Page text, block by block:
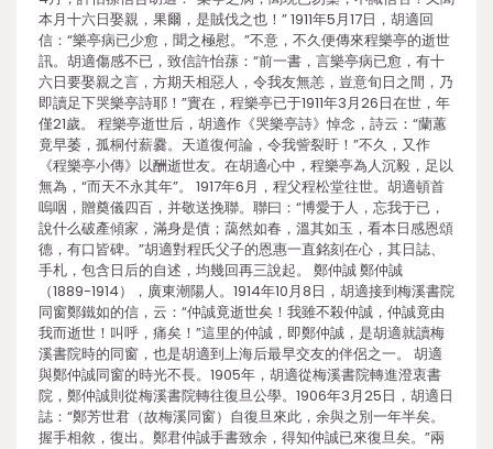
本月十六日娶親，果爾，是賊伐之也！” 1911年5月17日，胡適回
信：“樂亭病已少愈，聞之極慰。”不意，不久便傳來程樂亭的逝世
訊。胡適傷感不已，致信許怡蓀：“前一書，言樂亭病已愈，有十
六日要娶親之言，方期天相惡人，令我友無恙，豈意旬日之間，乃
即讀足下哭樂亭詩耶！”實在，程樂亭已于1911年3月26日在世，年
僅21歲。 程樂亭逝世后，胡適作《哭樂亭詩》悼念，詩云：“蘭蕙
竟早萎，孤桐付薪爨。天道復何論，令我訾裂盱！”不久，又作
《程樂亭小傳》以酬逝世友。在胡適心中，程樂亭為人沉毅，足以
無為，“而天不永其年”。 1917年6月，程父程松堂往世。胡適頓首
嗚咽，贈奠儀四百，并敬送挽聯。聯曰：“博愛于人，忘我于已，
說什么破產傾家，滿身是債；藹然如春，溫其如玉，看本日感恩頌
德，有口皆碑。”胡適對程氏父子的恩惠一直銘刻在心，其日誌、
手札，包含日后的自述，均幾回再三說起。 鄭仲誠 鄭仲誠
（1889-1914），廣東潮陽人。1914年10月8日，胡適接到梅溪書院
同窗鄭鐵如的信，云：“仲誠竟逝世矣！我雖不殺仲誠，仲誠竟由
我而逝世！叫呼，痛矣！”這里的仲誠，即鄭仲誠，是胡適就讀梅
溪書院時的同窗，也是胡適到上海后最早交友的伴侶之一。 胡適
與鄭仲誠同窗的時光不長。1905年，胡適從梅溪書院轉進澄衷書
院，鄭仲誠則從梅溪書院轉往復旦公學。1906年3月25日，胡適日
誌：“鄭芳世君（故梅溪同窗）自復旦來此，余與之別一年半矣。
握手相敘，復出。鄭君仲誠手書致余，得知仲誠已來復旦矣。”兩